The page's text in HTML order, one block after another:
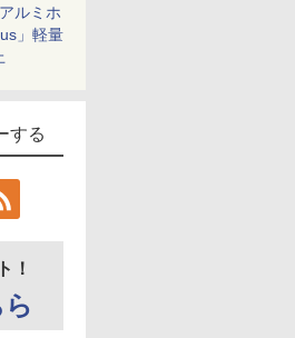
ルミホ
」軽量
する
！